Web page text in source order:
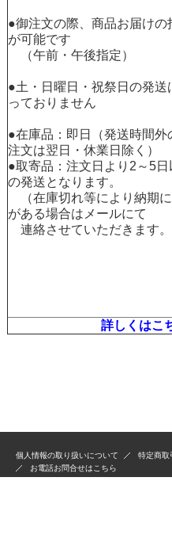
●御注文の際、商品お届けの
が可能です
（午前・午後指定）
●土・日曜日・祝祭日の発送
っておりません
●在庫品：即日（発送時間外
注文は翌日・休業日除く）
●取寄品：注文日より2～5日
の発送となります。
（在庫切れ等により納期
がある場合はメールにて
連絡させていただきます。
詳しくはこ
個人情報の取り扱いについて
特定商取
お電話お問合せはこちら